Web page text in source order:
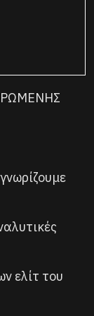
ελίτ του